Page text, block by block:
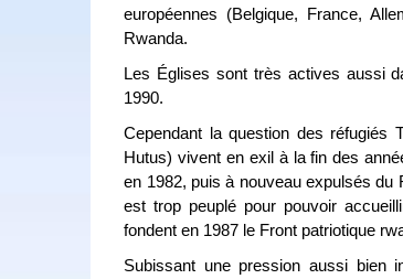
européennes (Belgique, France,
Rwanda.
Les Églises sont très actives aussi
1990.
Cependant la question des réfugiés
Hutus) vivent en exil à la fin des
en 1982, puis à nouveau expulsés du
est trop peuplé pour pouvoir
fondent en 1987 le Front patriotique
Subissant une pression aussi bien